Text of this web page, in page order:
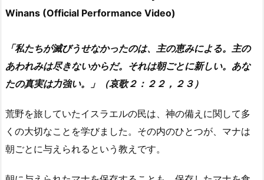
Winans (Official Performance Video)
「私たちが滅びうせなかったのは、主の恵みによる。主の
あわれみは尽きないからだ。それは朝ごとに新しい。あな
たの真実は力強い。」（哀歌２：２２，２３）
荒野を旅していたイスラエルの民は、神の備えに関して多
くの大切なことを学びました。その内のひとつが、マナは
朝ごとに与えられるという教えです。